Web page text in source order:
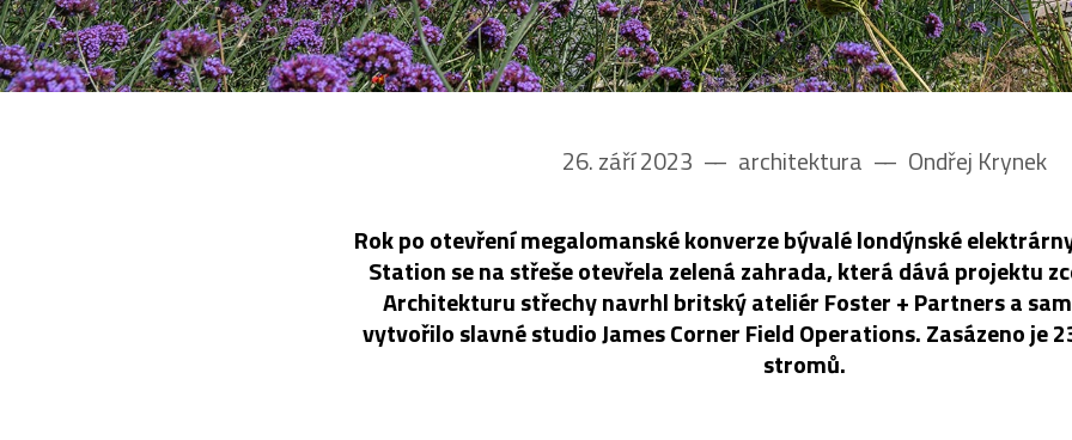
26. září 2023 –– architektura –– Ondřej Krynek
Rok po otevření megalomanské konverze bývalé londýnské
Station se na střeše otevřela zelená zahrada, která dává projektu
Architekturu střechy navrhl britský ateliér Foster + Partners a
vytvořilo slavné studio James Corner Field Operations. Zasázeno je
stromů.